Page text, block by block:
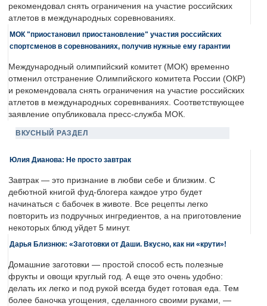
рекомендовал снять ограничения на участие российских
атлетов в международных соревнованиях.
МОК "приостановил приостановление" участия российских
спортсменов в соревнованиях, получив нужные ему гарантии
Международный олимпийский комитет (МОК) временно
отменил отстранение Олимпийского комитета России (ОКР)
и рекомендовала снять ограничения на участие российских
атлетов в международных соревнваниях. Соответствующее
заявление опубликовала пресс-служба МОК.
ВКУСНЫЙ РАЗДЕЛ
Юлия Дианова: Не просто завтрак
Завтрак — это признание в любви себе и близким. С
дебютной книгой фуд-блогера каждое утро будет
начинаться с бабочек в животе. Все рецепты легко
повторить из подручных ингредиентов, а на приготовление
некоторых блюд уйдет 5 минут.
Дарья Близнюк: «Заготовки от Даши. Вкусно, как ни «крути»!
Домашние заготовки — простой способ есть полезные
фрукты и овощи круглый год. А еще это очень удобно:
делать их легко и под рукой всегда будет готовая еда. Тем
более баночка угощения, сделанного своими руками, —